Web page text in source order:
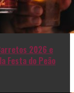
2026 e
Festa do Peão